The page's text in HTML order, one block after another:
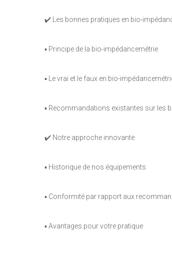
✔️ Les bonnes pratiques en bio-
▪️ Principe de la bio-impédancemétrie
▪️ Le vrai et le faux en bio-
▪️ Recommandations existantes sur les
✔️ Notre approche innovante
▪️ Historique de nos équipements
▪️ Conformité par rapport aux
▪️ Avantages pour votre pratique